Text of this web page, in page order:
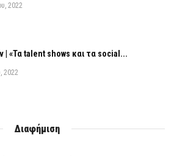
2022
| «Τα talent shows και τα social...
2022
Διαφήμιση